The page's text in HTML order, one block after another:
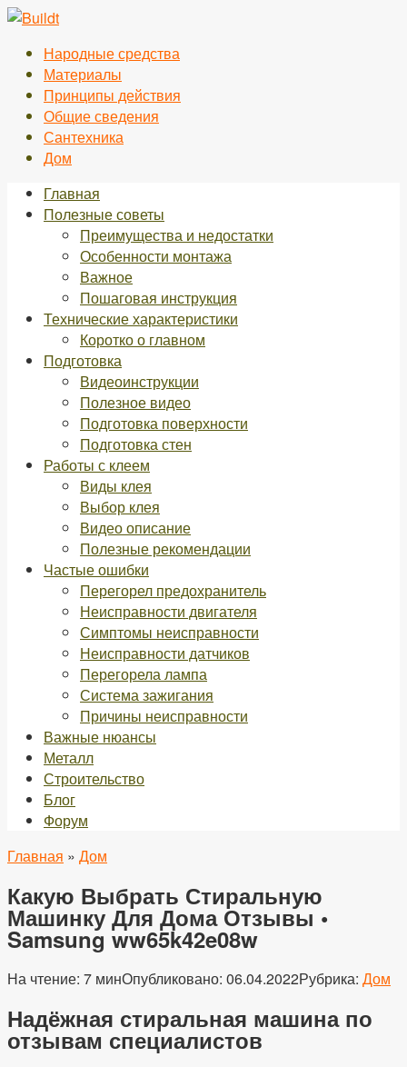
Перейти
контентуНародные средства
Материалы
Принципы действия
Общие сведения
Сантехника
Дом
Главная
Полезные советы
Преимущества и недостатки
Особенности монтажа
Важное
Пошаговая инструкция
Технические характеристики
Коротко о главном
Подготовка
Видеоинструкции
Полезное видео
Подготовка поверхности
Подготовка стен
Работы с клеем
Виды клея
Выбор клея
Видео описание
Полезные рекомендации
Частые ошибки
Перегорел предохранитель
Неисправности двигателя
Симптомы неисправности
Неисправности датчиков
Перегорела лампа
Система зажигания
Причины неисправности
Важные нюансы
Металл
Строительство
Блог
Форум
Главная » Дом
Какую Выбрать Стиральную
Машинку Для Дома Отзывы •
Samsung ww65k42e08w
На чтение: 7 минОпубликовано: 06.04.2022Рубрика: Дом
Надёжная стиральная машина по
отзывам специалистов